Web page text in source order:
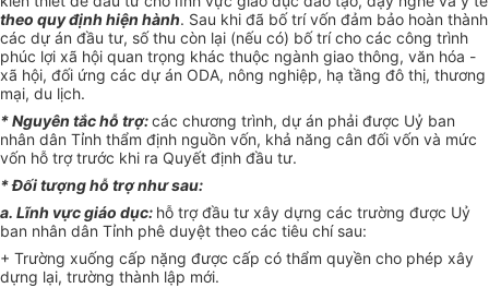
theo quy định hiện hành. Sau khi đã bố trí vốn đảm bảo hoàn thành
các dự án đầu tư, số thu còn lại (nếu có) bố trí cho các công trình
phúc lợi xã hội quan trọng khác thuộc ngành giao thông, văn hóa -
xã hội, đối ứng các dự án ODA, nông nghiệp, hạ tầng đô thị, thương
mại, du lịch.
* Nguyên tắc hỗ trợ:các chương trình, dự án phải được Uỷ ban
nhân dân Tỉnh thẩm định nguồn vốn, khả năng cân đối vốn và mức
vốn hỗ trợ trước khi ra Quyết định đầu tư.
* Đối tượng hỗ trợ như sau:
a. Lĩnh vực giáo dục: hỗ trợ đầu tư xây dựng các trường được Uỷ
ban nhân dân Tỉnh phê duyệt theo các tiêu chí sau:
+ Trường xuống cấp nặng được cấp có thẩm quyền cho phép xây
dựng lại, trường thành lập mới.